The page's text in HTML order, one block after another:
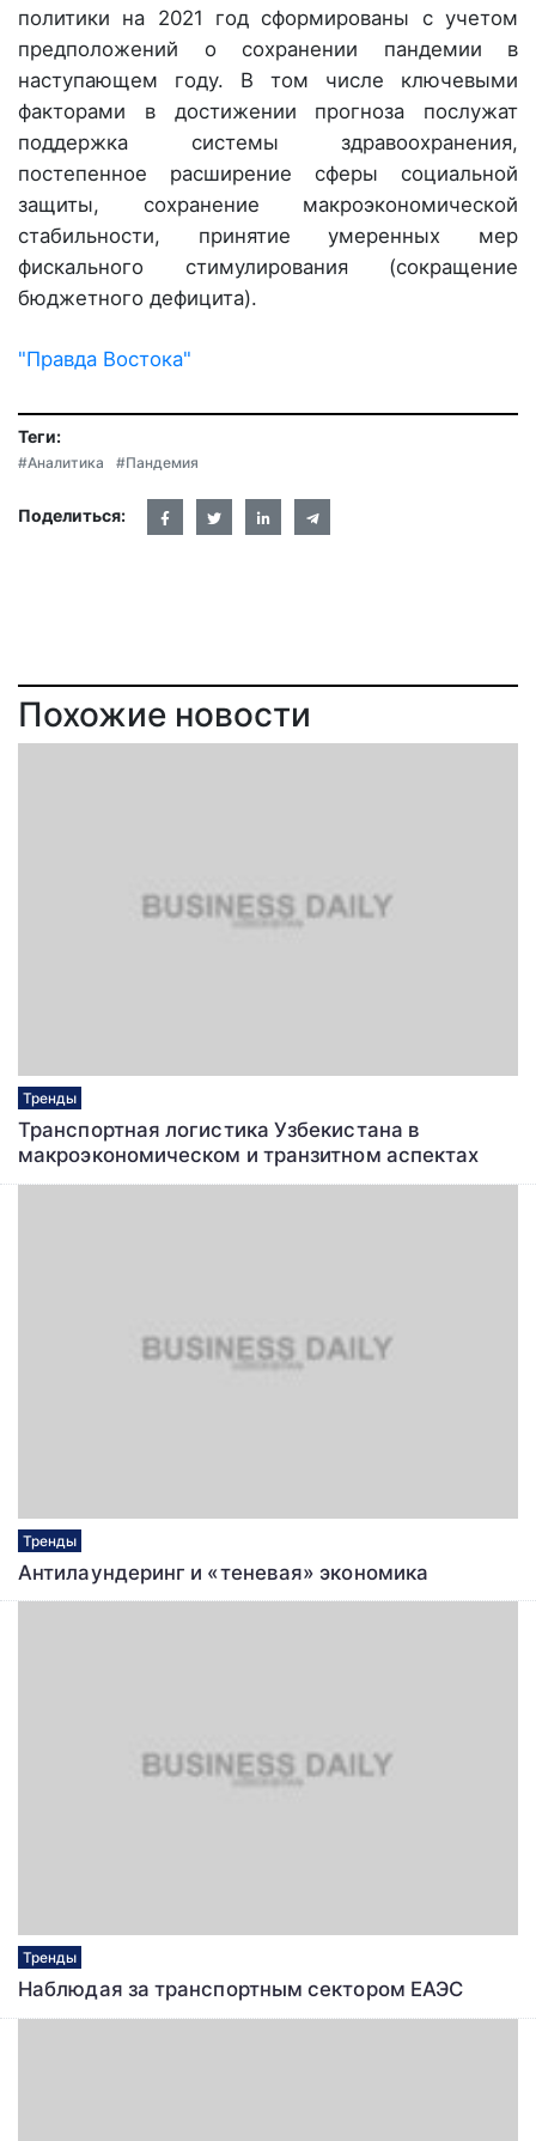
политики на 2021 год сформированы с учетом
предположений о сохранении пандемии в
наступающем году. В том числе ключевыми
факторами в достижении прогноза послужат
поддержка системы здравоохранения,
постепенное расширение сферы социальной
защиты, сохранение макроэкономической
стабильности, принятие умеренных мер
фискального стимулирования (сокращение
бюджетного дефицита).
"Правда Востока"
Теги:
#Аналитика #Пандемия
Поделиться:
Похожие новости
Тренды
Транспортная логистика Узбекистана в
макроэкономическом и транзитном аспектах
Тренды
Антилаундеринг и «теневая» экономика
Тренды
Наблюдая за транспортным сектором ЕАЭС